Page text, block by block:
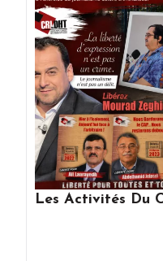
Les Activités Du